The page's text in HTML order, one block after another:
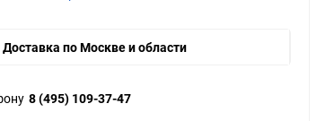
Доставка по Москве и области
8 (495) 109-37-47